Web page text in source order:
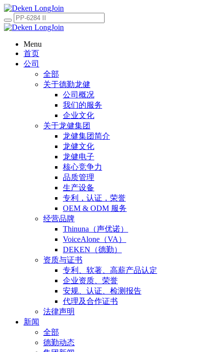
Menu
首页
公司
全部
关于德勤龙健
公司概况
我们的服务
企业文化
关于龙健集团
龙健集团简介
龙健文化
龙健电子
核心竞争力
品质管理
生产设备
专利，认证，荣誉
OEM & ODM 服务
经营品牌
Thinuna（声优诺）
VoiceAlone（VA）
DEKEN（德勤）
资质与证书
专利、软著、高薪产品认定
企业资质、荣誉
安规、认证、检测报告
代理及合作证书
法律声明
新闻
全部
德勤动态